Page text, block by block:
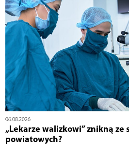
06.08.2026
„Lekarze walizkowi” znikną ze
powiatowych?